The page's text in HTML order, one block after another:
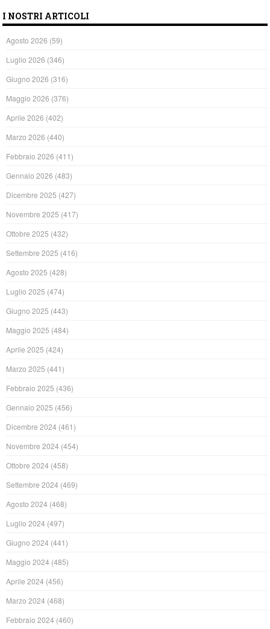
I NOSTRI ARTICOLI
Agosto 2026 (59)
Luglio 2026 (346)
Giugno 2026 (316)
Maggio 2026 (376)
Aprile 2026 (402)
Marzo 2026 (440)
Febbraio 2026 (411)
Gennaio 2026 (483)
Dicembre 2025 (427)
Novembre 2025 (417)
Ottobre 2025 (432)
Settembre 2025 (416)
Agosto 2025 (428)
Luglio 2025 (474)
Giugno 2025 (443)
Maggio 2025 (484)
Aprile 2025 (424)
Marzo 2025 (441)
Febbraio 2025 (436)
Gennaio 2025 (456)
Dicembre 2024 (461)
Novembre 2024 (454)
Ottobre 2024 (458)
Settembre 2024 (469)
Agosto 2024 (468)
Luglio 2024 (497)
Giugno 2024 (441)
Maggio 2024 (485)
Aprile 2024 (456)
Marzo 2024 (468)
Febbraio 2024 (460)